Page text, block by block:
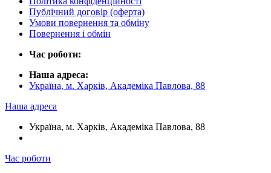
Публічний договір (оферта)
Умови повернення та обміну
Повернення і обмін
Час роботи:
Наша адреса:
Україна, м. Харків, Академіка Павлова, 88
Наша адреса
Україна, м. Харків, Академіка Павлова, 88
Час роботи